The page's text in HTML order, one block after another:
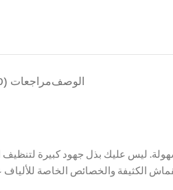
الوصفمراجعات (0)
ليس عليك بذل جهود كبيرة
الكثيفة والخصائص الخاصة للألياف